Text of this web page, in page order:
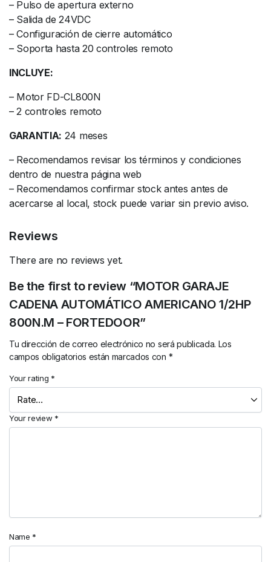
– Pulso de apertura externo
– Salida de 24VDC
– Configuración de cierre automático
– Soporta hasta 20 controles remoto
INCLUYE:
– Motor FD-CL800N
– 2 controles remoto
GARANTIA: 24 meses
– Recomendamos revisar los términos y condiciones
dentro de nuestra página web
– Recomendamos confirmar stock antes antes de
acercarse al local, stock puede variar sin previo aviso.
Reviews
There are no reviews yet.
Be the first to review “MOTOR GARAJE
CADENA AUTOMÁTICO AMERICANO 1/2HP
800N.M – FORTEDOOR”
Tu dirección de correo electrónico no será publicada. Los
campos obligatorios están marcados con *
Your rating *
Your review *
Name *